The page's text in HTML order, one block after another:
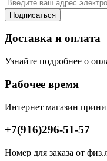
Подписаться
Доставка и оплата
Узнайте подробнее о
Рабочее время
Интернет магазин
+7(916)296-51-57
Номер для заказа от